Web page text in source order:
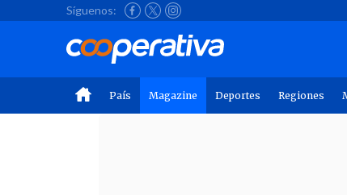
Síguenos:
País Magazine Deportes Regiones